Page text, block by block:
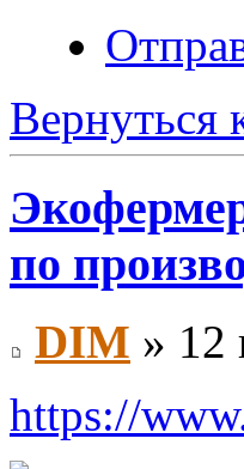
Вернуться
по
DIM » 12
https://